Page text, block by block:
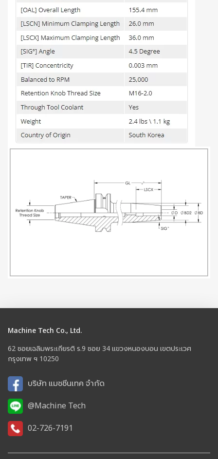
Machine Tech Co., Ltd.
62 ซอยเฉลิมพระเกียรติ ร.9 ซอย 34 แขวงหนองบอน เขตประเวศ
กรุงเทพ ฯ 10250
บริษัท แมชชีนเทค จำกัด
@Machine Tech
02-726-7191